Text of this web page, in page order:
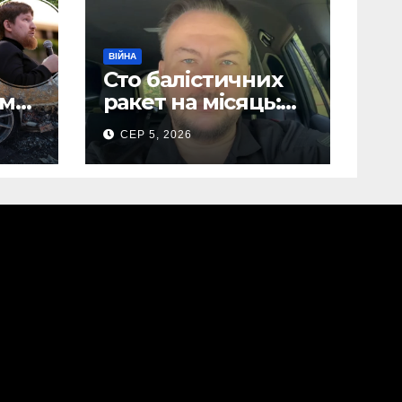
ВІЙНА
Сто балістичних
ракет на місяць:
Сергій “Флеш”
закликав українців
готуватися до
СЕР 5, 2026